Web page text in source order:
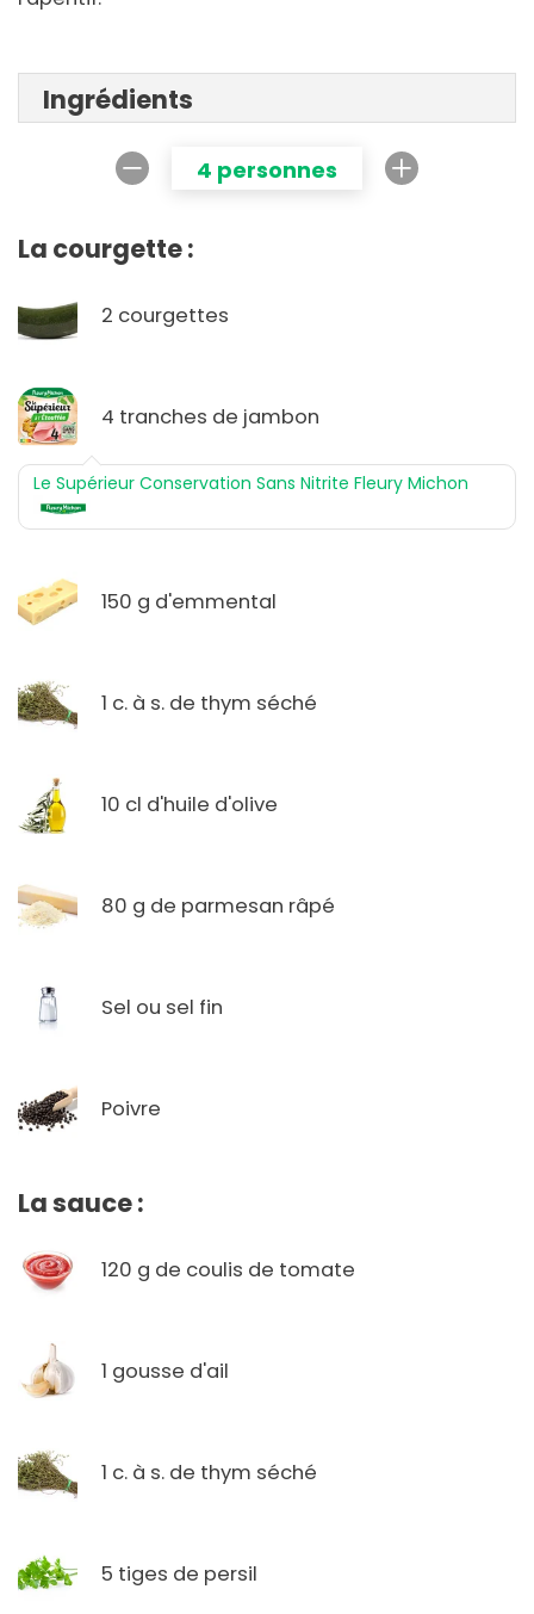
Ingrédients
4 personnes
La courgette :
2 courgettes
4 tranches de jambon
Le Supérieur Conservation Sans Nitrite Fleury Michon
150 g d'emmental
1 c. à s. de thym séché
10 cl d'huile d'olive
80 g de parmesan râpé
Sel ou sel fin
Poivre
La sauce :
120 g de coulis de tomate
1 gousse d'ail
1 c. à s. de thym séché
5 tiges de persil